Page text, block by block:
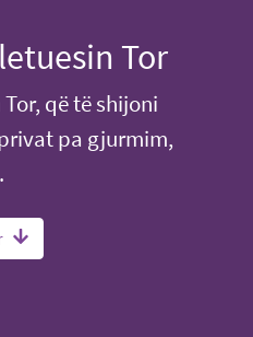
Tor
që të shijoni
pa gjurmim,